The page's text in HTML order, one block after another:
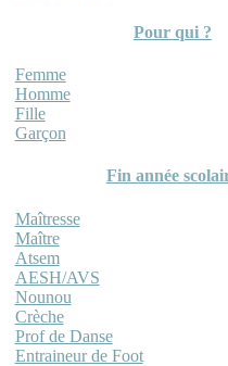
Pour qui ?
Femme
Homme
Fille
Garçon
Fin année
Maîtresse
Maître
Atsem
AESH/AVS
Nounou
Crèche
Prof de Danse
Entraineur de Foot